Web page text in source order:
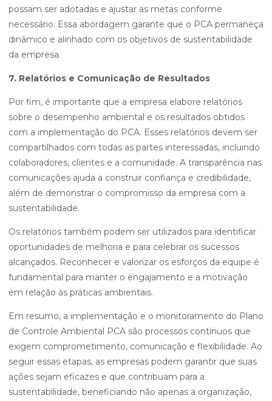
possam ser adotadas e ajustar as metas conforme
necessário. Essa abordagem garante que o PCA permaneça
dinâmico e alinhado com os objetivos de sustentabilidade
da empresa.
7. Relatórios e Comunicação de Resultados
Por fim, é importante que a empresa elabore relatórios
sobre o desempenho ambiental e os resultados obtidos
com a implementação do PCA. Esses relatórios devem ser
compartilhados com todas as partes interessadas, incluindo
colaboradores, clientes e a comunidade. A transparência nas
comunicações ajuda a construir confiança e credibilidade,
além de demonstrar o compromisso da empresa com a
sustentabilidade.
Os relatórios também podem ser utilizados para identificar
oportunidades de melhoria e para celebrar os sucessos
alcançados. Reconhecer e valorizar os esforços da equipe é
fundamental para manter o engajamento e a motivação
em relação às práticas ambientais.
Em resumo, a implementação e o monitoramento do Plano
de Controle Ambiental PCA são processos contínuos que
exigem comprometimento, comunicação e flexibilidade. Ao
seguir essas etapas, as empresas podem garantir que suas
ações sejam eficazes e que contribuam para a
sustentabilidade, beneficiando não apenas a organização,